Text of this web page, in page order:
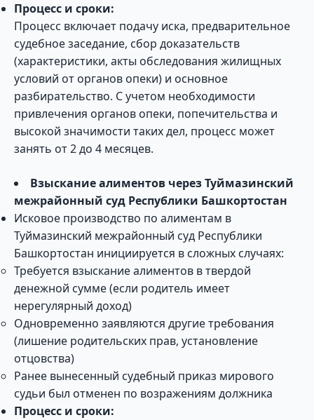
Процесс и сроки:
Процесс включает подачу иска, предварительное
судебное заседание, сбор доказательств
(характеристики, акты обследования жилищных
условий от органов опеки) и основное
разбирательство. С учетом необходимости
привлечения органов опеки, попечительства и
высокой значимости таких дел, процесс может
занять от 2 до 4 месяцев.
Взыскание алиментов через Туймазинский
межрайонный суд Республики Башкортостан
Исковое производство по алиментам в
Туймазинский межрайонный суд Республики
Башкортостан инициируется в сложных случаях:
Требуется взыскание алиментов в твердой
денежной сумме (если родитель имеет
нерегулярный доход)
Одновременно заявляются другие требования
(лишение родительских прав, установление
отцовства)
Ранее вынесенный судебный приказ мирового
судьи был отменен по возражениям должника
Процесс и сроки: